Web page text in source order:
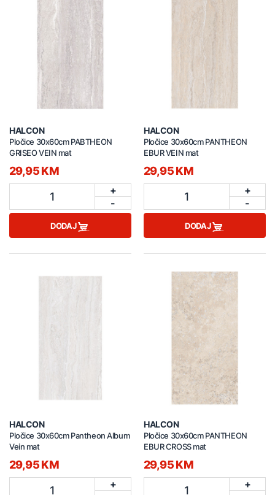
HALCON
Pločice 30x60cm PABTHEON
GRISEO VEIN mat
29,95 KM
1
+
-
DODAJ
HALCON
Pločice 30x60cm PANTHEON
EBUR VEIN mat
29,95 KM
1
+
-
DODAJ
HALCON
Pločice 30x60cm Pantheon Album
Vein mat
29,95 KM
1
+
HALCON
Pločice 30x60cm PANTHEON
EBUR CROSS mat
29,95 KM
1
+